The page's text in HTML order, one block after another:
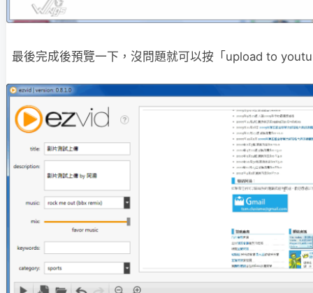
最後完成後預覽一下，沒問題就可以按「upload to